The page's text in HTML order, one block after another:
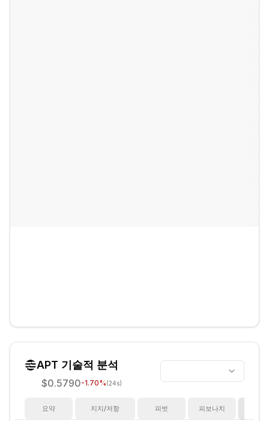
APT 기술적 분석
$0.5790-1.70%(24s)
요약 지지/저항 피벗 피보나치